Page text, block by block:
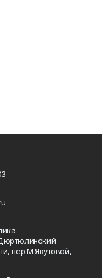
пер.М.Якутовой,